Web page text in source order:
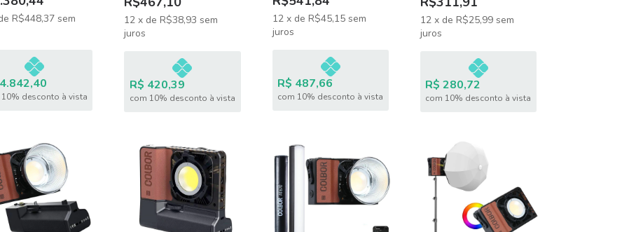
R$448,37 sem
desconto à vista
12 x deR$38,93 sem
juros
R$ 420,39
com 10% desconto à vista
12 x de R$45,15 sem
juros
R$ 487,66
com 10% desconto à vista
12 x de R$25,99 sem
juros
R$ 280,72
com 10% desconto à vista